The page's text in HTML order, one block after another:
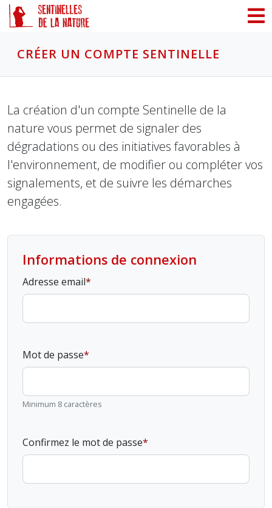
CRÉER UN COMPTE SENTINELLE
La création d'un compte Sentinelle de la
nature vous permet de signaler des
dégradations ou des initiatives favorables à
l'environnement, de modifier ou compléter vos
signalements, et de suivre les démarches
engagées.
Informations de connexion
Adresse email
Mot de passe
Minimum 8 caractères
Confirmez le mot de passe
Panneau de gestion des cookies